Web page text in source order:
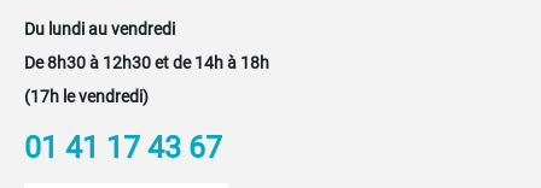
Du lundi au vendredi
De 8h30 à 12h30 et de 14h à 18h
(17h le vendredi)
01 41 17 43 67